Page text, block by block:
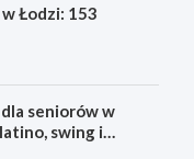
Łodzi: 153
seniorów w
swing i